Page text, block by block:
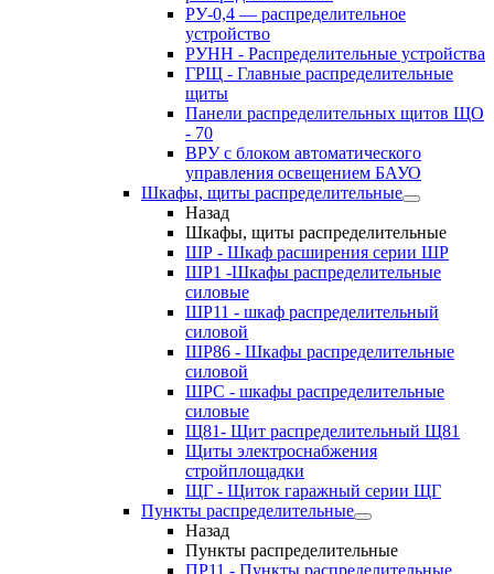
РУ-0,4 — распределительное
устройство
РУНН - Распределительные устройства
ГРЩ - Главные распределительные
щиты
Панели распределительных щитов ЩО
- 70
ВРУ с блоком автоматического
управления освещением БАУО
Шкафы, щиты распределительные
Назад
Шкафы, щиты распределительные
ШР - Шкаф расширения серии ШР
ШР1 -Шкафы распределительные
силовые
ШР11 - шкаф распределительный
силовой
ШР86 - Шкафы распределительные
силовой
ШРС - шкафы распределительные
силовые
Щ81- Щит распределительный Щ81
Щиты электроснабжения
стройплощадки
ЩГ - Щиток гаражный серии ЩГ
Пункты распределительные
Назад
Пункты распределительные
ПР11 - Пункты распределительные